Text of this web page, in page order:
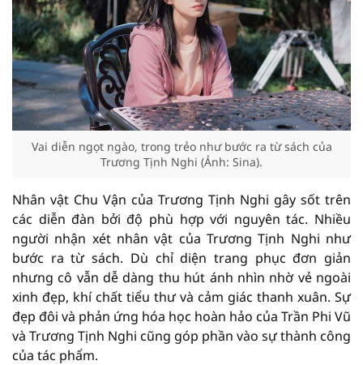
Vai diễn ngọt ngào, trong trẻo như bước ra từ sách của
Trương Tịnh Nghi (Ảnh: Sina).
Nhân vật Chu Vận của Trương Tịnh Nghi gây sốt trên
các diễn đàn bởi độ phù hợp với nguyên tác. Nhiều
người nhận xét nhân vật của Trương Tịnh Nghi như
bước ra từ sách. Dù chỉ diện trang phục đơn giản
nhưng cô vẫn dễ dàng thu hút ánh nhìn nhờ vẻ ngoài
xinh đẹp, khí chất tiểu thư và cảm giác thanh xuân. Sự
đẹp đôi và phản ứng hóa học hoàn hảo của Trần Phi Vũ
và Trương Tịnh Nghi cũng góp phần vào sự thành công
của tác phẩm.